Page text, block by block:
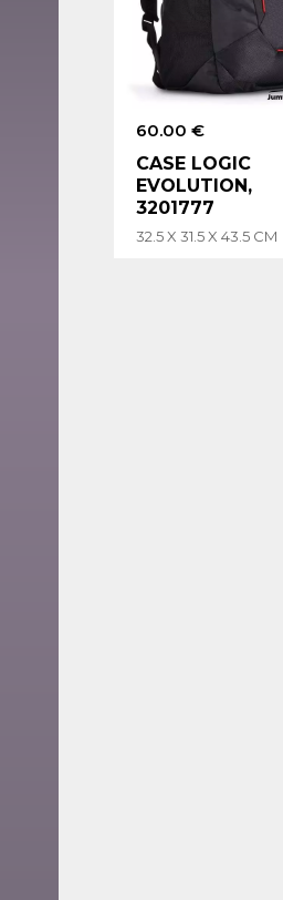
60.00 €
CASE LOGIC
EVOLUTION,
3201777
32.5 X 31.5 X 43.5 CM